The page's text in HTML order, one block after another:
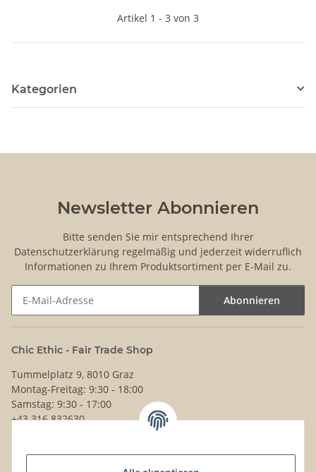
Artikel 1 - 3 von 3
Kategorien
Newsletter Abonnieren
Bitte senden Sie mir entsprechend Ihrer
Datenschutzerklärung regelmäßig und jederzeit widerruflich
Informationen zu Ihrem Produktsortiment per E-Mail zu.
Abonnieren
Chic Ethic - Fair Trade Shop
Tummelplatz 9, 8010 Graz
Montag-Freitag: 9:30 - 18:00
Samstag: 9:30 - 17:00
+43 316 832630